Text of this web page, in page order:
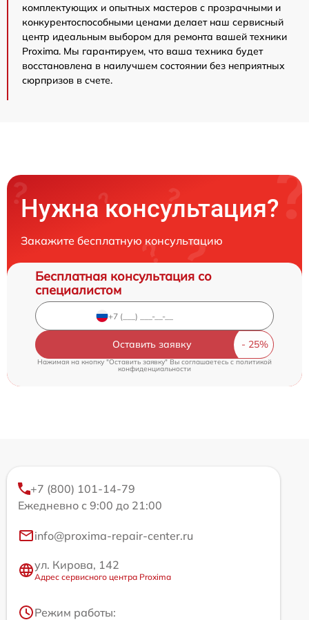
комплектующих и опытных мастеров с прозрачными и
конкурентоспособными ценами делает наш сервисный
центр идеальным выбором для ремонта вашей техники
Proxima. Мы гарантируем, что ваша техника будет
восстановлена в наилучшем состоянии без неприятных
сюрпризов в счете.
Нужна консультация?
Закажите бесплатную консультацию
Бесплатная консультация со
специалистом
Оставить заявку
Нажимая на кнопку "Оставить заявку" Вы соглашаетесь cполитикой
конфиденциальности
+7 (800) 101-14-79
Ежедневно с 9:00 до 21:00
info@proxima-repair-center.ru
ул. Кирова, 142
Адрес сервисного центра Proxima
Режим работы: